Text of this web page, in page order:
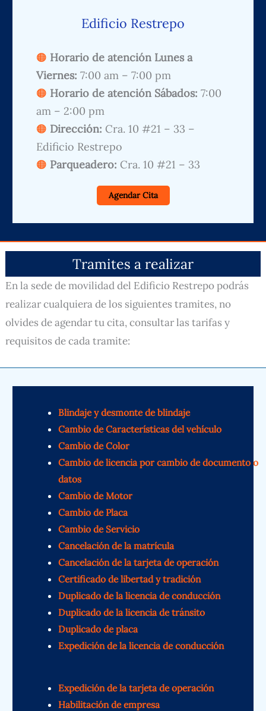
Edificio Restrepo
Horario de atención Lunes a
Viernes:7:00 am – 7:00 pm
Horario de atención Sábados: 7:00
am – 2:00 pm
Dirección: Cra. 10 #21 – 33 –
Edificio Restrepo
Parqueadero: Cra. 10 #21 – 33
Agendar Cita
Tramites a realizar
En la sede de movilidad del Edificio Restrepo podrás
realizar cualquiera de los siguientes tramites, no
olvides de agendar tu cita, consultar las tarifas y
requisitos de cada tramite:
Blindaje y desmonte de blindaje
Cambio de Características del vehículo
Cambio de Color
Cambio de licencia por cambio de documento o
datos
Cambio de Motor
Cambio de Placa
Cambio de Servicio
Cancelación de la matrícula
Cancelación de la tarjeta de operación
Certificado de libertad y tradición
Duplicado de la licencia de conducción
Duplicado de la licencia de tránsito
Duplicado de placa
Expedición de la licencia de conducción
Expedición de la tarjeta de operación
Habilitación de empresa